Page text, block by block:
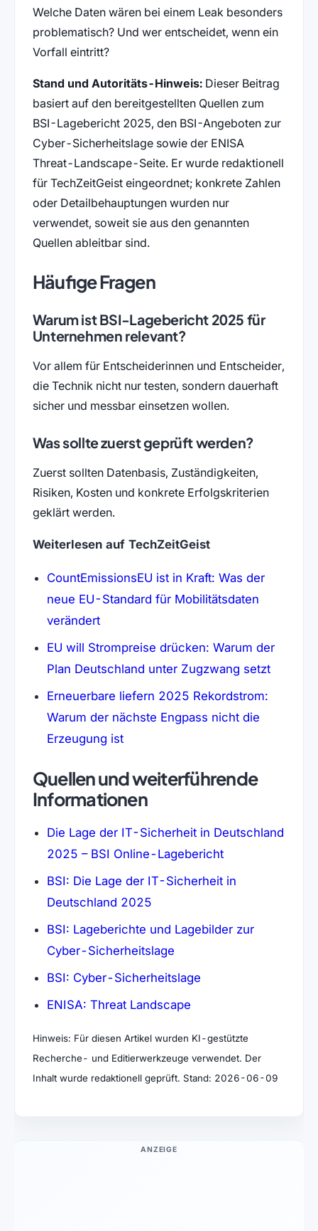
Welche Daten wären bei einem Leak besonders
problematisch? Und wer entscheidet, wenn ein
Vorfall eintritt?
Stand und Autoritäts-Hinweis:Dieser Beitrag
basiert auf den bereitgestellten Quellen zum
BSI-Lagebericht 2025, den BSI-Angeboten zur
Cyber-Sicherheitslage sowie der ENISA
Threat-Landscape-Seite. Er wurde redaktionell
für TechZeitGeist eingeordnet; konkrete Zahlen
oder Detailbehauptungen wurden nur
verwendet, soweit sie aus den genannten
Quellen ableitbar sind.
Häufige Fragen
Warum ist BSI-Lagebericht 2025 für
Unternehmen relevant?
Vor allem für Entscheiderinnen und Entscheider,
die Technik nicht nur testen, sondern dauerhaft
sicher und messbar einsetzen wollen.
Was sollte zuerst geprüft werden?
Zuerst sollten Datenbasis, Zuständigkeiten,
Risiken, Kosten und konkrete Erfolgskriterien
geklärt werden.
Weiterlesen auf TechZeitGeist
CountEmissionsEU ist in Kraft: Was der
neue EU-Standard für Mobilitätsdaten
verändert
EU will Strompreise drücken: Warum der
Plan Deutschland unter Zugzwang setzt
Erneuerbare liefern 2025 Rekordstrom:
Warum der nächste Engpass nicht die
Erzeugung ist
Quellen und weiterführende
Informationen
Die Lage der IT-Sicherheit in Deutschland
2025 – BSI Online-Lagebericht
BSI: Die Lage der IT-Sicherheit in
Deutschland 2025
BSI: Lageberichte und Lagebilder zur
Cyber-Sicherheitslage
BSI: Cyber-Sicherheitslage
ENISA: Threat Landscape
Hinweis: Für diesen Artikel wurden KI-gestützte
Recherche- und Editierwerkzeuge verwendet. Der
Inhalt wurde redaktionell geprüft. Stand: 2026-06-09
ANZEIGE